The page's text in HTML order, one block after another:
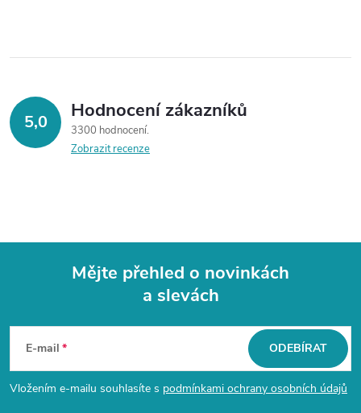
5,0 Hodnocení zákazníků
3300 hodnocení
Zobrazit recenze
p
Mějte přehled o novinkách
a slevách
E-mail
Vložením e-mailu souhlasíte s podmínkami ochrany osobních údajů
ODEBÍRAT